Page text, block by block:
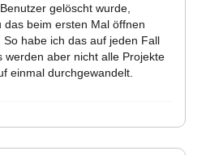
gelöscht wurde,
das beim ersten Mal öffnen
So habe ich das auf jeden Fall
werden aber nicht alle Projekte
einmal durchgewandelt.